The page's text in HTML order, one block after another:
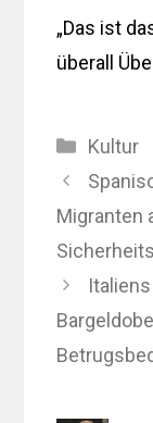
„Das ist
überall
Kultur
Migranten